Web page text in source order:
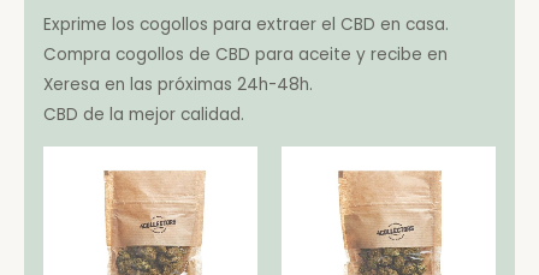
Exprime los cogollos para extraer el CBD en casa.
Compra cogollos de CBD para aceite y recibe en
Xeresa en las próximas 24h-48h.
CBD de la mejor calidad.